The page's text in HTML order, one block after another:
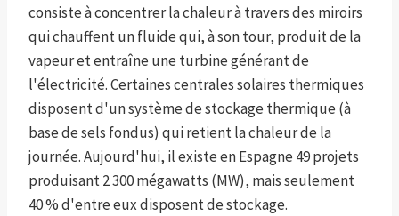
consiste à concentrer la chaleur à travers des miroirs
qui chauffent un fluide qui, à son tour, produit de la
vapeur et entraîne une turbine générant de
l'électricité. Certaines centrales solaires thermiques
disposent d'un système de stockage thermique (à
base de sels fondus) qui retient la chaleur de la
journée. Aujourd'hui, il existe en Espagne 49 projets
produisant 2 300 mégawatts (MW), mais seulement
40 % d'entre eux disposent de stockage.